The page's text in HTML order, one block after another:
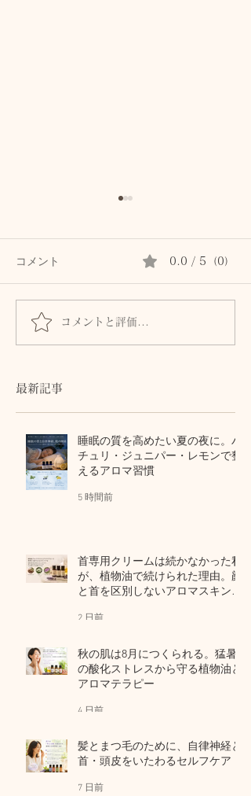
10代のバレエ女子も、休
日に休めない40代女性
「夏の全身疲労」の共通
コメント 0.0 / 5（0）
コメントと評価...
最新記事
睡眠の質を高めたい夏の夜に。パ
チュリ・ジュニパー・レモンで整
えるアロマ習慣
5 時間前
首専用クリームは続かなかった私
が、植物油で続けられた理由。顔
と首を区別しないアロマスキンケ
2 日前
秋の肌は8月につくられる。猛暑
の酸化ストレスから守る植物油と
アロマテラピー
4 日前
髪とまつ毛のために、自律神経と
首・頭皮をいたわるセルフケア
7 日前